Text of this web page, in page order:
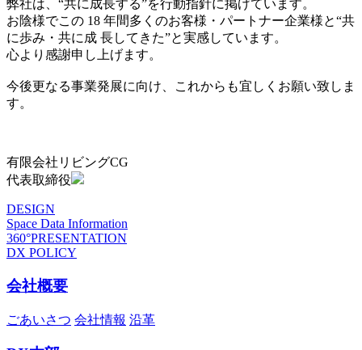
弊社は、“共に成長する”を行動指針に掲げています。
お陰様でこの 18 年間多くのお客様・パートナー企業様と“共
に歩み・共に成 長してきた”と実感しています。
心より感謝申し上げます。
今後更なる事業発展に向け、これからも宜しくお願い致しま
す。
有限会社リビングCG
代表取締役
DESIGN
Space Data Information
360°PRESENTATION
DX POLICY
会社概要
ごあいさつ 会社情報 沿革